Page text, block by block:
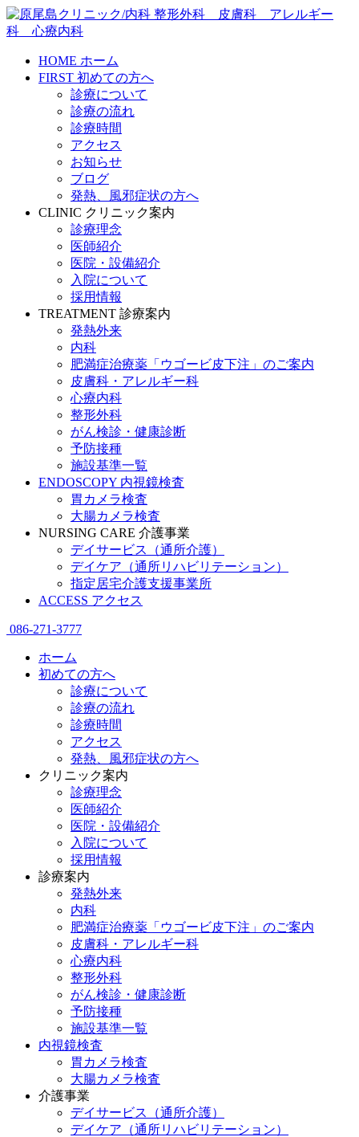
HOME ホーム
FIRST 初めての方へ
診療について
診療の流れ
診療時間
アクセス
お知らせ
ブログ
発熱、風邪症状の方へ
CLINIC クリニック案内
診療理念
医師紹介
医院・設備紹介
入院について
採用情報
TREATMENT 診療案内
発熱外来
内科
肥満症治療薬「ウゴービ皮下注」のご案内
皮膚科・アレルギー科
心療内科
整形外科
がん検診・健康診断
予防接種
施設基準一覧
ENDOSCOPY 内視鏡検査
胃カメラ検査
大腸カメラ検査
NURSING CARE 介護事業
デイサービス（通所介護）
デイケア（通所リハビリテーション）
指定居宅介護支援事業所
ACCESS アクセス
086-271-3777
ホーム
初めての方へ
診療について
診療の流れ
診療時間
アクセス
発熱、風邪症状の方へ
クリニック案内
診療理念
医師紹介
医院・設備紹介
入院について
採用情報
診療案内
発熱外来
内科
肥満症治療薬「ウゴービ皮下注」のご案内
皮膚科・アレルギー科
心療内科
整形外科
がん検診・健康診断
予防接種
施設基準一覧
内視鏡検査
胃カメラ検査
大腸カメラ検査
介護事業
デイサービス（通所介護）
デイケア（通所リハビリテーション）